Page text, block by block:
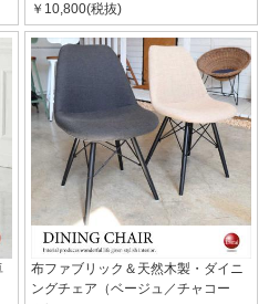
￥10,800(税抜)
布ファブリック＆天然木製・ダイニ
ングチェア（ベージュ／チャコー